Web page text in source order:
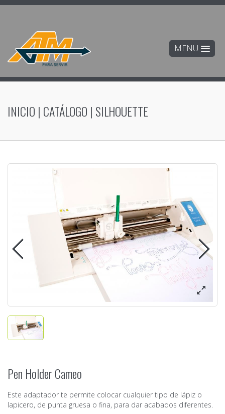
MENU
INICIO | CATÁLOGO | SILHOUETTE
Pen Holder Cameo
Este adaptador te permite colocar cualquier tipo de lápiz o
lapicero, de punta gruesa o fina, para dar acabados diferentes.